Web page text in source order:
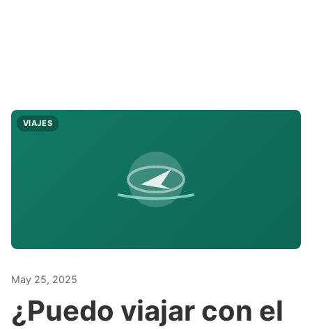
VIAJES
May 25, 2025
¿Puedo viajar con el